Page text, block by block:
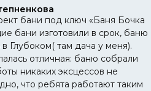
бани под ключ «Баня Бочка
бани изготовили в срок, баню
Глубоком( там дача у меня).
отличная: баню собрали
никаких эксцессов не
что ребята работают таким